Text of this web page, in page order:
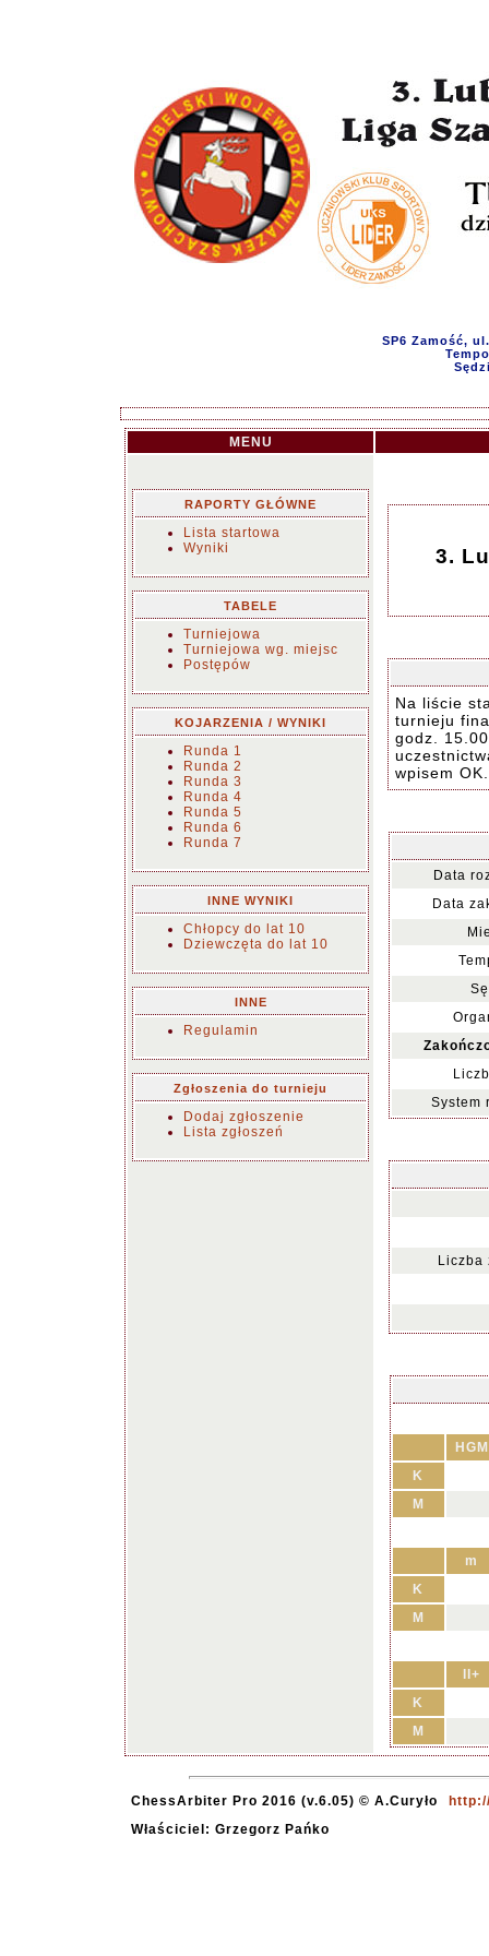
SP6 Zamość,
MENU
RAPORTY GŁÓWNE
Lista startowa
Wyniki
TABELE
Turniejowa
Turniejowa wg. miejsc
Postępów
KOJARZENIA / WYNIKI
Runda 1
Runda 2
Runda 3
Runda 4
Runda 5
Runda 6
Runda 7
INNE WYNIKI
Chłopcy do lat 10
Dziewczęta do lat 10
INNE
Regulamin
Zgłoszenia do turnieju
Dodaj zgłoszenie
Lista zgłoszeń
3.
Na liście
turnieju
godz.
wpisem
Data
Data
System
Liczba
HGM
K
M
m
K
M
II+
K
M
ChessArbiter Pro 2016 (v.6.05) © A.Curyło
Właściciel: Grzegorz Pańko